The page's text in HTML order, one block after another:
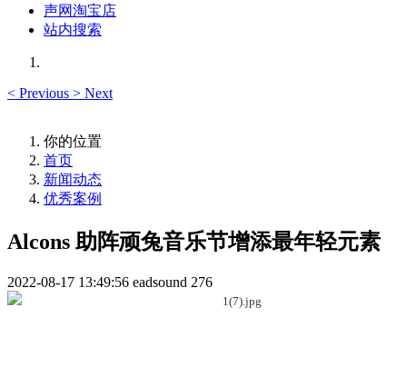
声网淘宝店
站内搜索
< Previous > Next
你的位置
首页
新闻动态
优秀案例
Alcons 助阵顽兔音乐节增添最年轻元素
2022-08-17 13:49:56 eadsound 276